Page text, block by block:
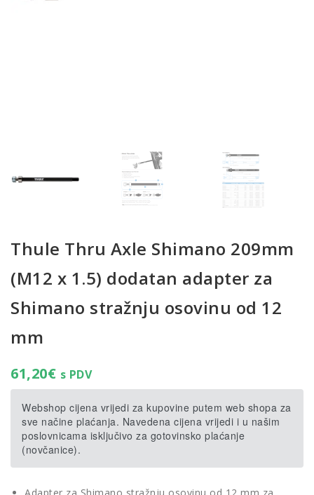
Thule Thru Axle Shimano 209mm
(M12 x 1.5) dodatan adapter za
Shimano stražnju osovinu od 12
mm
61,20€ s PDV
Webshop cijena vrijedi za kupovine putem web shopa za
sve načine plaćanja. Navedena cijena vrijedi i u našim
poslovnicama isključivo za gotovinsko plaćanje
(novčanice).